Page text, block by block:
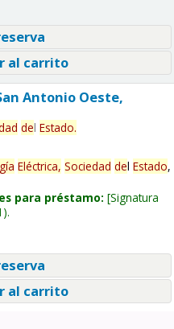
al carrito
Antonio Oeste,
del Estado.
Eléctrica, Sociedad del Estado,
para préstamo: Signatura
al carrito